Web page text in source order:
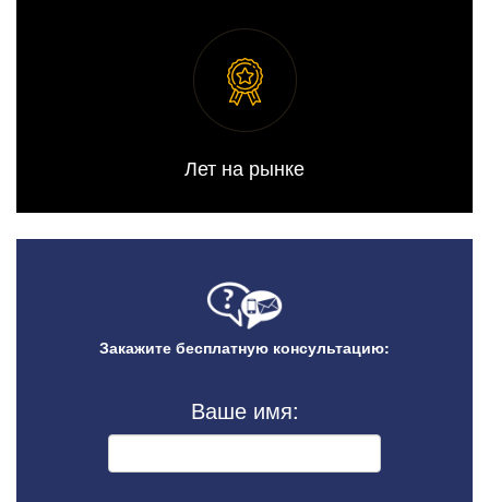
Лет на рынке
Закажите бесплатную консультацию:
Ваше имя: